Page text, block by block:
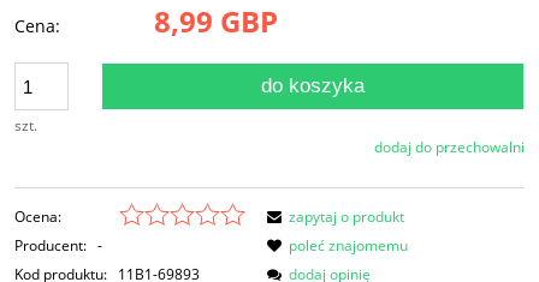
Cena: 8,99 GBP
szt.
do koszyka
dodaj do przechowalni
Ocena:
Producent: -
Kod produktu: 11B1-69893
zapytaj o produkt
poleć znajomemu
dodaj opinię